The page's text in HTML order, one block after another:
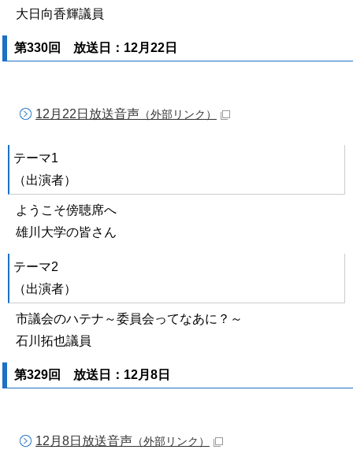
大日向香輝議員
第330回 放送日：12月22日
12月22日放送音声 （外部リンク）
テーマ1
（出演者）
ようこそ傍聴席へ
雄川大学の皆さん
テーマ2
（出演者）
市議会のハテナ～委員会ってなあに？～
石川拓也議員
第329回 放送日：12月8日
12月8日放送音声 （外部リンク）